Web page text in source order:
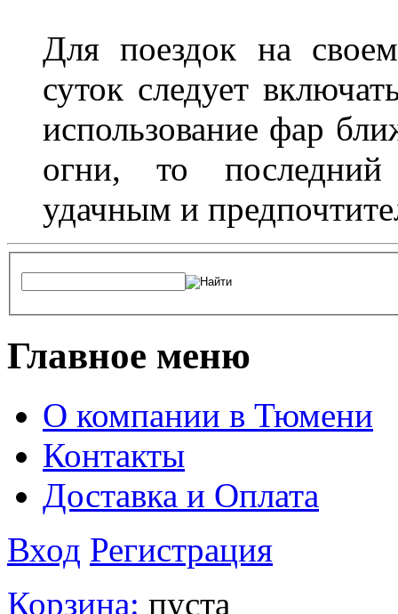
Для поездок на
суток следует
использование фар
огни, то последний
удачным и
Главное меню
О компании в Тюмени
Контакты
Доставка и Оплата
Вход Регистрация
Корзина: пуста